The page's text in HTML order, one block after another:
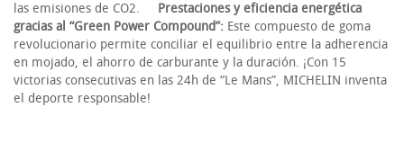
las emisiones de CO2. Prestaciones y eficiencia energética
gracias al “Green Power Compound”: Este compuesto de goma
revolucionario permite conciliar el equilibrio entre la adherencia
en mojado, el ahorro de carburante y la duración. ¡Con 15
victorias consecutivas en las 24h de “Le Mans”, MICHELIN inventa
el deporte responsable!